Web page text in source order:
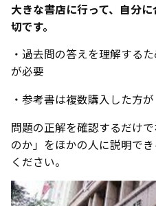
大きな書店に行って、自分
切です。
・過去問の答えを理解す
が必要
・参考書は複数購入した
問題の正解を確認するだけ
のか」をほかの人に説明で
ください。